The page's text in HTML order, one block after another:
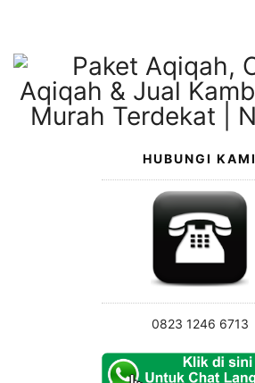
konten
HUBUNGI KAMI
0823 1246 6713